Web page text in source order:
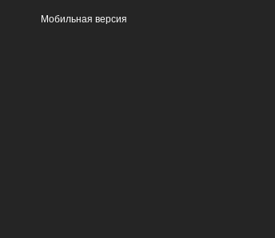
Мобильная версия